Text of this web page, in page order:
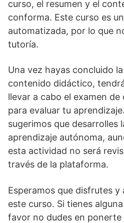
curso, el resumen y el
conforma. Este curso es
automatizada, por lo que
tutoría.
Una vez hayas concluido
contenido didáctico,
llevar a cabo el examen
para evaluar tu
sugerimos que desarrolles
aprendizaje autónoma,
esta actividad no será
través de la plataforma.
Esperamos que disfrutes y
este curso. Si tienes
favor no dudes en